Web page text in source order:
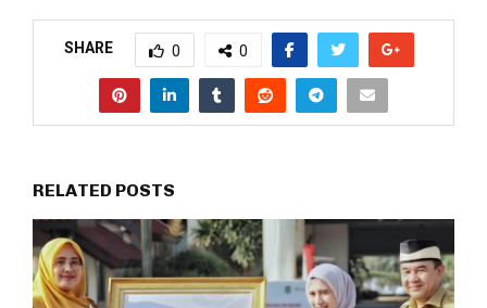
SHARE 0 0
RELATED POSTS